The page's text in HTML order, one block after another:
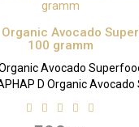
Organic Avocado
100 gramm
Avocado
D Organic Avocado